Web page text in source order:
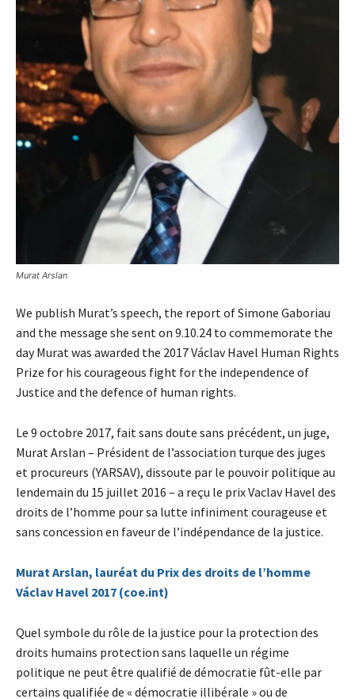
Murat Arslan
We publish Murat’s speech, the report of Simone Gaboriau
and the message she sent on 9.10.24 to commemorate the
day Murat was awarded the 2017 Václav Havel Human Rights
Prize for his courageous fight for the independence of
Justice and the defence of human rights.
Le 9 octobre 2017, fait sans doute sans précédent, un juge,
Murat Arslan – Président de l’association turque des juges
et procureurs (YARSAV), dissoute par le pouvoir politique au
lendemain du 15 juillet 2016 – a reçu le prix Vaclav Havel des
droits de l’homme pour sa lutte infiniment courageuse et
sans concession en faveur de l’indépendance de la justice.
Murat Arslan, lauréat du Prix des droits de l’homme
Václav Havel 2017 (coe.int)
Quel symbole du rôle de la justice pour la protection des
droits humains protection sans laquelle un régime
politique ne peut être qualifié de démocratie fût-elle par
certains qualifiée de « démocratie illibérale » ou de